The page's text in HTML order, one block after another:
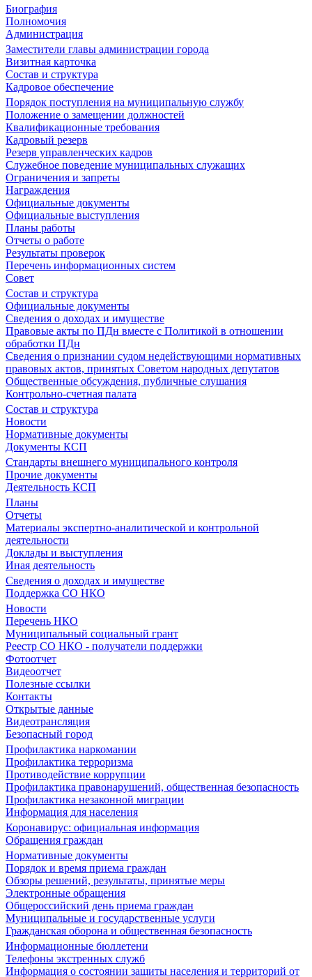
Биография
Полномочия
Администрация
Заместители главы администрации города
Визитная карточка
Состав и структура
Кадровое обеспечение
Порядок поступления на муниципальную службу
Положение о замещении должностей
Квалификационные требования
Кадровый резерв
Резерв управленческих кадров
Служебное поведение муниципальных служащих
Ограничения и запреты
Награждения
Официальные документы
Официальные выступления
Планы работы
Отчеты о работе
Результаты проверок
Перечень информационных систем
Совет
Состав и структура
Официальные документы
Сведения о доходах и имуществе
Правовые акты по ПДн вместе с Политикой в отношении
обработки ПДн
Сведения о признании судом недействующими нормативных
правовых актов, принятых Советом народных депутатов
Общественные обсуждения, публичные слушания
Контрольно-счетная палата
Состав и структура
Новости
Нормативные документы
Документы КСП
Стандарты внешнего муниципального контроля
Прочие документы
Деятельность КСП
Планы
Отчеты
Материалы экспертно-аналитической и контрольной
деятельности
Доклады и выступления
Иная деятельность
Сведения о доходах и имуществе
Поддержка СО НКО
Новости
Перечень НКО
Муниципальный социальный грант
Реестр СО НКО - получатели поддержки
Фотоотчет
Видеоотчет
Полезные ссылки
Контакты
Открытые данные
Видеотрансляция
Безопасный город
Профилактика наркомании
Профилактика терроризма
Противодействие коррупции
Профилактика правонарушений, общественная безопасность
Профилактика незаконной миграции
Информация для населения
Коронавирус: официальная информация
Обращения граждан
Нормативные документы
Порядок и время приема граждан
Обзоры решений, результаты, принятые меры
Электронные обращения
Общероссийский день приема граждан
Муниципальные и государственные услуги
Гражданская оборона и общественная безопасность
Информационные бюллетени
Телефоны экстренных служб
Информация о состоянии защиты населения и территорий от